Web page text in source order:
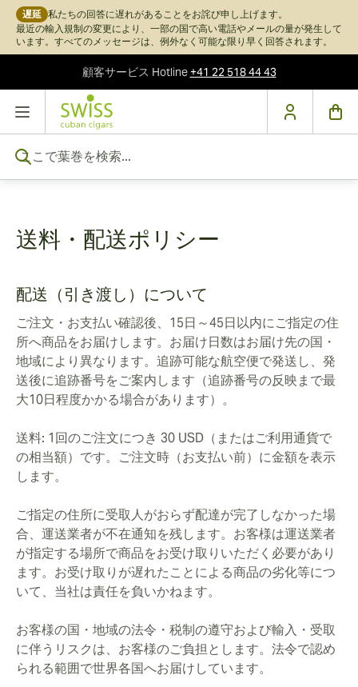
遅延 私たちの回答に遅れがあることをお詫び申し上げます。
最近の輸入規制の変更により、一部の国で高い電話やメールの量が発生して
います。すべてのメッセージは、例外なく可能な限り早く回答されます。
顧客サービス Hotline+41 22 518 44 43
コンテンツにスキップ
送料・配送ポリシー
配送（引き渡し）について
ご注文・お支払い確認後、15日～45日以内にご指定の住
所へ商品をお届けします。お届け日数はお届け先の国・
地域により異なります。追跡可能な航空便で発送し、発
送後に追跡番号をご案内します（追跡番号の反映まで最
大10日程度かかる場合があります）。
送料: 1回のご注文につき 30 USD（またはご利用通貨で
の相当額）です。ご注文時（お支払い前）に金額を表示
します。
ご指定の住所に受取人がおらず配達が完了しなかった場
合、運送業者が不在通知を残します。お客様は運送業者
が指定する場所で商品をお受け取りいただく必要があり
ます。お受け取りが遅れたことによる商品の劣化等につ
いて、当社は責任を負いかねます。
お客様の国・地域の法令・税制の遵守および輸入・受取
に伴うリスクは、お客様のご負担とします。法令で認め
られる範囲で世界各国へお届けしています。